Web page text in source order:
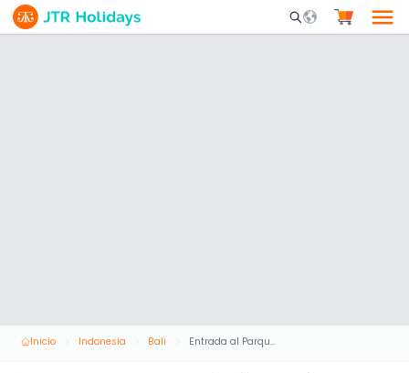
Mobile Search
Inicio Indonesia Bali Entrada al Parque Safari de Bali